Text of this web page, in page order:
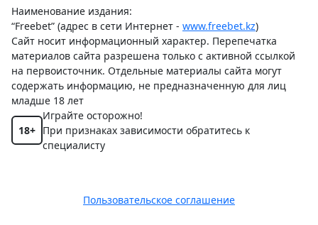
Наименование издания:
“Freebet” (адрес в сети Интернет - www.freebet.kz)
Сайт носит информационный характер. Перепечатка
материалов сайта разрешена только с активной ссылкой
на первоисточник. Отдельные материалы сайта могут
содержать информацию, не предназначенную для лиц
младше 18 лет
18+
Играйте осторожно!
При признаках зависимости обратитесь к
специалисту
Пользовательское соглашение